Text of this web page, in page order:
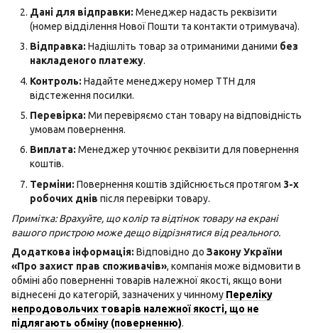
Дані для відправки: Менеджер надасть реквізити
(номер відділення Нової Пошти та контакти отримувача).
Відправка: Надішліть товар за отриманими даними без
накладеного платежу.
Контроль: Надайте менеджеру номер ТТН для
відстеження посилки.
Перевірка: Ми перевіряємо стан товару на відповідність
умовам повернення.
Виплата: Менеджер уточнює реквізити для повернення
коштів.
Терміни: Повернення коштів здійснюється протягом 3-х
робочих днів після перевірки товару.
Примітка: Врахуйте, що колір та відтінок товару на екрані
вашого пристрою може дещо відрізнятися від реального.
Додаткова інформація: Відповідно до Закону України
«Про захист прав споживачів», компанія може відмовити в
обміні або поверненні товарів належної якості, якщо вони
віднесені до категорій, зазначених у чинному Переліку
непродовольчих товарів належної якості, що не
підлягають обміну (поверненню).